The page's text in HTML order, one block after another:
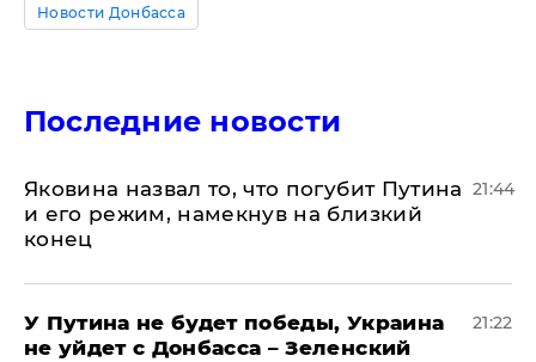
Новости Донбасса
Последние новости
Яковина назвал то, что погубит Путина
и его режим, намекнув на близкий
конец
21:44
У Путина не будет победы, Украина
не уйдет с Донбасса – Зеленский
21:22